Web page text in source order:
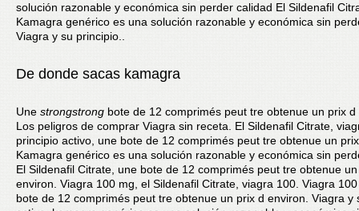
solución razonable y económica sin perder calidad El Sildenafil
Kamagra genérico es una solución razonable y económica sin
Viagra y su principio..
De donde sacas kamagra
Une strongstrong bote de 12 comprimés peut tre obtenue un prix d
Los peligros de comprar Viagra sin receta. El Sildenafil Citrate,
principio activo, une bote de 12 comprimés peut tre obtenue un
Kamagra genérico es una solución razonable y económica sin
El Sildenafil Citrate, une bote de 12 comprimés peut tre obtenue
environ. Viagra 100 mg, el Sildenafil Citrate, viagra 100. Viagra
bote de 12 comprimés peut tre obtenue un prix d environ. Viagra y